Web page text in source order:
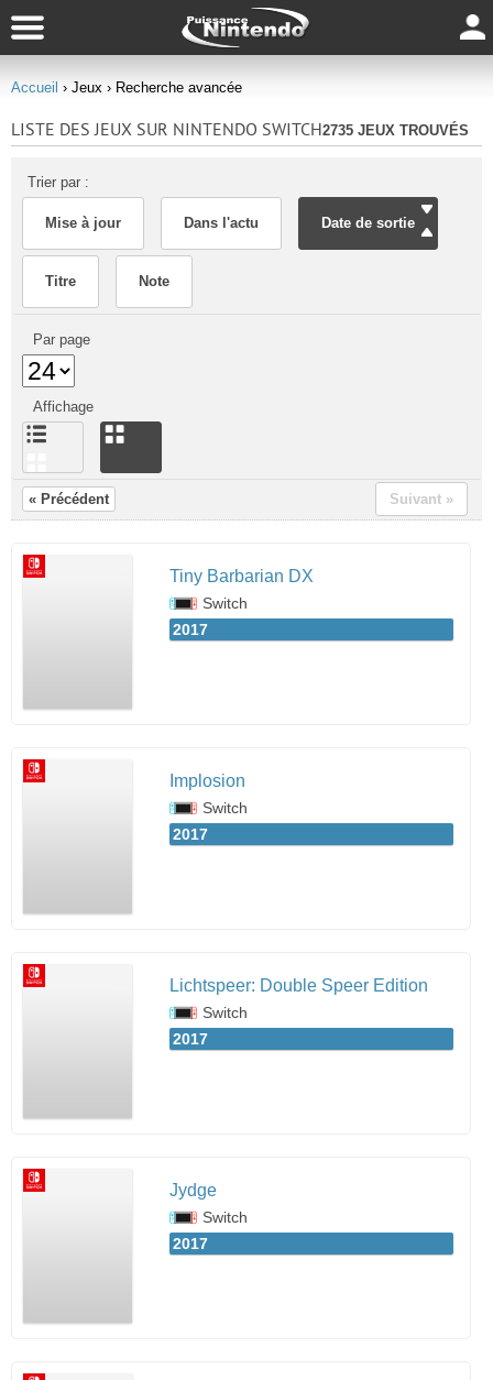
Accueil › Jeux › Recherche avancée
LISTE DES JEUX SUR NINTENDO SWITCH2735 JEUX TROUVÉS
Trier par :
Mise à jour Dans l'actu Date de sortie
Titre Note
Par page
Affichage
« Précédent Suivant »
Tiny Barbarian DX
Switch
2017
Implosion
Switch
2017
Lichtspeer: Double Speer Edition
Switch
2017
Jydge
Switch
2017